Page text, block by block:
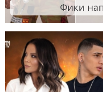
Фики